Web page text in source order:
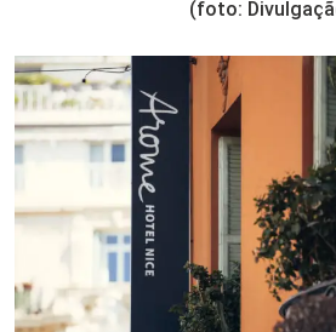
(foto: